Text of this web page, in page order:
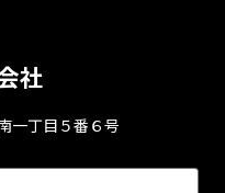
社
⼀丁⽬５番６号